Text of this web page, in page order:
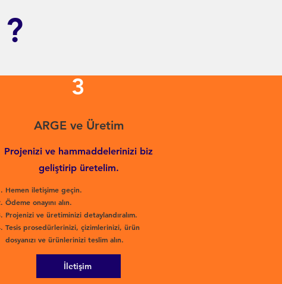
3
ARGE ve Üretim
Hemen iletişime geçin.
Ödeme onayını alın.
Projenizi ve üretiminizi detaylandıralım.
Tesis prosedürlerinizi, çizimlerinizi, ürün
dosyanızı ve ürünlerinizi teslim alın.
Projenizi ve hammaddelerinizi biz
geliştirip üretelim.
İletişim